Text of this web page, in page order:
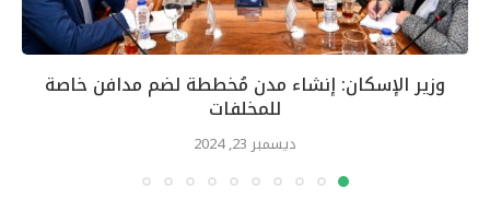
وزير الإسكان: إنشاء مدن مُخططة لضم مدافن خاصة
للمخلفات
ديسمبر 23, 2024